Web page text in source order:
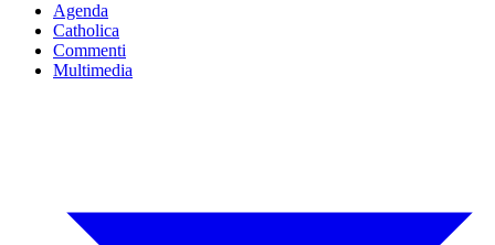
Agenda
Catholica
Commenti
Multimedia